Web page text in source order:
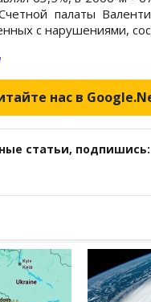
палаты
с нарушениями,
нас в
статьи, подпишись: